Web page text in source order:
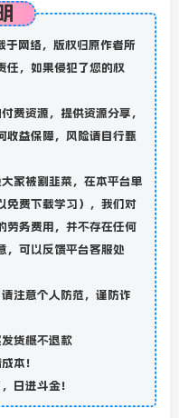
于网络，版权归原作者所
任，如果侵犯了您的权
费资源，提供资源分享，
收益保障，风险请自行甄
家被割韭菜，在本平台单
免费下载学习），我们对
劳务费用，并不存在任何
，可以反馈平台客服处
注意个人防范，谨防诈
货概不退款
本！
日进斗金！